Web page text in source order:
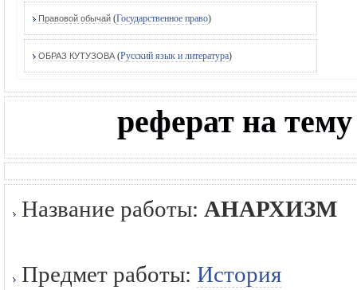
Правовой обычай (Государственное право)
ОБРАЗ КУТУЗОВА (Русский язык и литература)
реферат на
Название работы: АНАРХИЗМ
Предмет работы: История